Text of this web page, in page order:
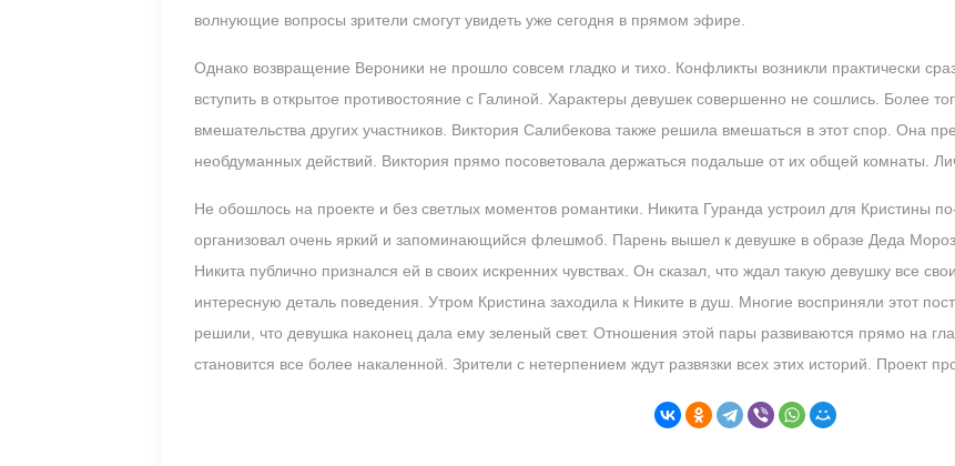
волнующие вопросы зрители смогут увидеть уже сегодня в прямом эфире.
Однако возвращение Вероники не прошло совсем гладко и тихо. Конфликты возникли практически
вступить в открытое противостояние с Галиной. Характеры девушек совершенно не сошлись. Более
вмешательства других участников. Виктория Салибекова также решила вмешаться в этот спор. Она
необдуманных действий. Виктория прямо посоветовала держаться подальше от их общей комнаты.
Не обошлось на проекте и без светлых моментов романтики. Никита Гуранда устроил для Кристины
организовал очень яркий и запоминающийся флешмоб. Парень вышел к девушке в образе Деда
Никита публично признался ей в своих искренних чувствах. Он сказал, что ждал такую девушку все
интересную деталь поведения. Утром Кристина заходила к Никите в душ. Многие восприняли этот
решили, что девушка наконец дала ему зеленый свет. Отношения этой пары развиваются прямо на
становится все более накаленной. Зрители с нетерпением ждут развязки всех этих историй. Проект